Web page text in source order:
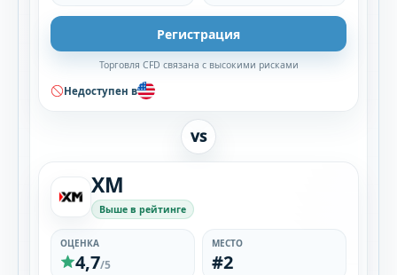
Регистрация
Торговля CFD связана с высокими рисками
Недоступен в
VS
XM
Выше в рейтинге
ОЦЕНКА
4,7/5
МЕСТО
#2